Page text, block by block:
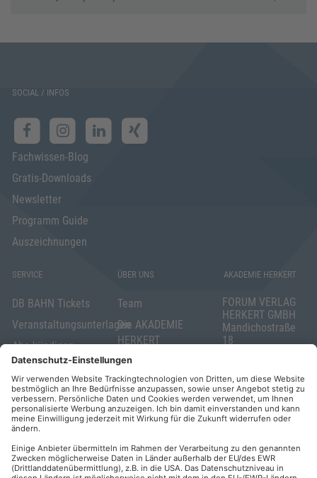
SOCIAL / INFOS
Fachwissen-Blog
Gratis-Downloads
Newsletter
Programm Guide
Auszeichnungen
SERVICE
DB BAHN Tickets
Veranstaltungsunterlagen
Abo kündigen
Widerrufsrecht
für Verbraucher
Elektronischer
Geschäftsverkehr
ÜBER UNS
Team
Die AKADEMIE
HERKERT
FORUM VERLAG
HERKERT
Kontakt
AKADEMIE HERKERT
FORUM VERLAG
HERKERT GMBH
Mandichostraße
18
Telefon: +49
(0)8233 381-123
Telefax: +49
(0)8233 381-222
E-Mail:
herkert.de
Zahlung per